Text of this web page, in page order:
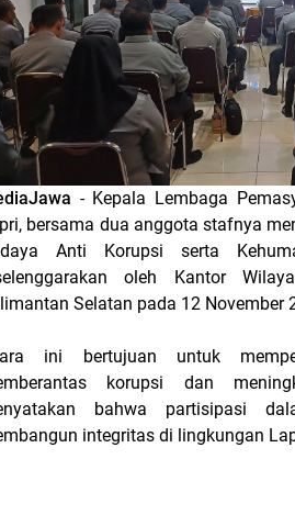
- Kepala Lembaga
bersama dua anggota stafnya
Anti Korupsi serta
oleh Kantor
Selatan pada 12 November
ini bertujuan untuk
korupsi dan
bahwa partisipasi
integritas di lingkungan